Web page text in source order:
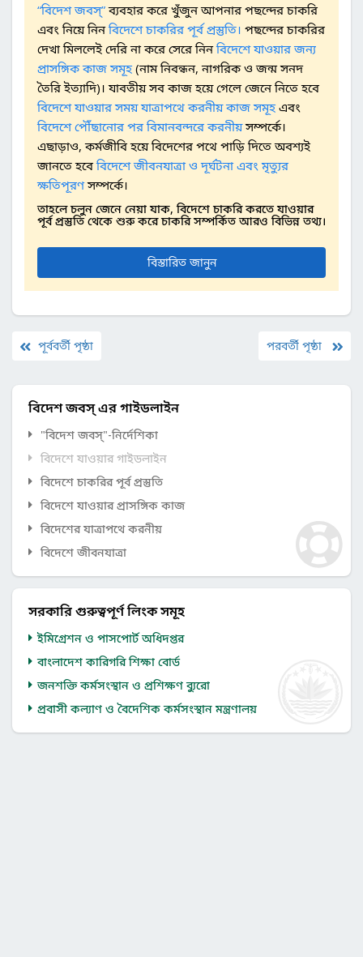
“বিদেশ জবস্”ব্যবহার করে খুঁজুন আপনার পছন্দের চাকরি
এবং নিয়ে নিনবিদেশে চাকরির পূর্ব প্রস্তুতি। পছন্দের চাকরির
দেখা মিললেই দেরি না করে সেরে নিনবিদেশে যাওয়ার জন্য
প্রাসঙ্গিক কাজ সমূহ(নাম নিবন্ধন, নাগরিক ও জন্ম সনদ
তৈরি ইত্যাদি)। যাবতীয় সব কাজ হয়ে গেলে জেনে নিতে হবে
বিদেশে যাওয়ার সময় যাত্রাপথে করনীয় কাজ সমূহএবং
বিদেশে পৌঁছানোর পর বিমানবন্দরে করনীয়সম্পর্কে।
এছাড়াও, কর্মজীবি হয়ে বিদেশের পথে পাড়ি দিতে অবশ্যই
জানতে হবেবিদেশে জীবনযাত্রা ও দূর্ঘটনা এবং মৃত্যুর
ক্ষতিপূরণসম্পর্কে।
তাহলে চলুন জেনে নেয়া যাক, বিদেশে চাকরি করতে যাওয়ার
পূর্ব প্রস্তুতি থেকে শুরু করে চাকরি সম্পর্কিত আরও বিভিন্ন তথ্য।
বিস্তারিত জানুন
পূর্ববর্তী পৃষ্ঠা পরবর্তী পৃষ্ঠা
বিদেশ জবস্ এর গাইডলাইন
"বিদেশ জবস্"-নির্দেশিকা
বিদেশে যাওয়ার গাইডলাইন
বিদেশে চাকরির পূর্ব প্রস্তুতি
বিদেশে যাওয়ার প্রাসঙ্গিক কাজ
বিদেশের যাত্রাপথে করনীয়
বিদেশে জীবনযাত্রা
সরকারি গুরুত্বপূর্ণ লিংক সমূহ
ইমিগ্রেশন ও পাসপোর্ট অধিদপ্তর
বাংলাদেশ কারিগরি শিক্ষা বোর্ড
জনশক্তি কর্মসংস্থান ও প্রশিক্ষণ ব্যুরো
প্রবাসী কল্যাণ ও বৈদেশিক কর্মসংস্থান মন্ত্রণালয়